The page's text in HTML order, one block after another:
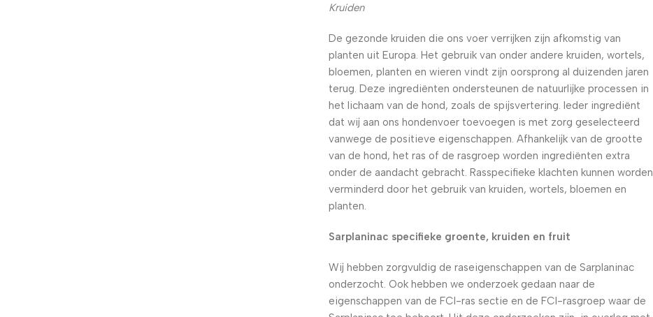
Kruiden
De gezonde kruiden die ons voer verrijken zijn afkomstig van
planten uit Europa. Het gebruik van onder andere kruiden, wortels,
bloemen, planten en wieren vindt zijn oorsprong al duizenden jaren
terug. Deze ingrediënten ondersteunen de natuurlijke processen in
het lichaam van de hond, zoals de spijsvertering. Ieder ingrediënt
dat wij aan ons hondenvoer toevoegen is met zorg geselecteerd
vanwege de positieve eigenschappen. Afhankelijk van de grootte
van de hond, het ras of de rasgroep worden ingrediënten extra
onder de aandacht gebracht. Rasspecifieke klachten kunnen worden
verminderd door het gebruik van kruiden, wortels, bloemen en
planten.
Sarplaninac specifieke groente, kruiden en fruit
Wij hebben zorgvuldig de raseigenschappen van de Sarplaninac
onderzocht. Ook hebben we onderzoek gedaan naar de
eigenschappen van de FCI-ras sectie en de FCI-rasgroep waar de